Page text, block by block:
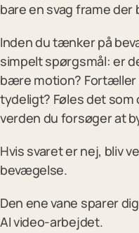
bare en svag frame
Inden du tænker på
simpelt spørgsmål: er
bære motion? Fortæller
tydeligt? Føles det som
verden du forsøger at
Hvis svaret er nej, bliv
bevægelse.
Den ene vane sparer
AI video-arbejdet.